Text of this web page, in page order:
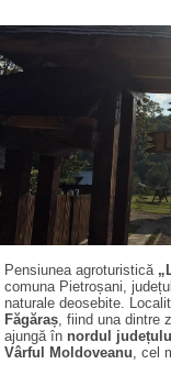
Pensiunea agroturistică
comuna Pietroșani,
naturale deosebite.
Făgăraș, fiind una dintre
ajungă în nordul
Vârful Moldoveanu, cel